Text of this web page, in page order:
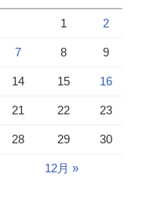
1 2
7 8 9
14 15 16
21 22 23
28 29 30
12月 »